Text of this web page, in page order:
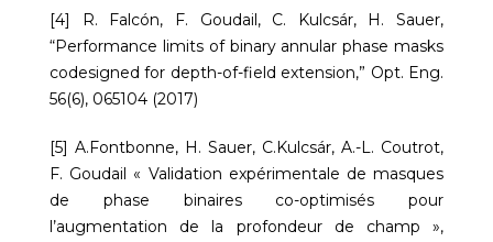
[4] R. Falcón, F. Goudail, C. Kulcsár, H. Sauer,
“Performance limits of binary annular phase masks
codesigned for depth-of-field extension,” Opt. Eng.
56(6), 065104 (2017)
[5] A.Fontbonne, H. Sauer, C.Kulcsár, A.-L. Coutrot,
F. Goudail « Validation expérimentale de masques
de phase binaires co-optimisés pour
l’augmentation de la profondeur de champ »,